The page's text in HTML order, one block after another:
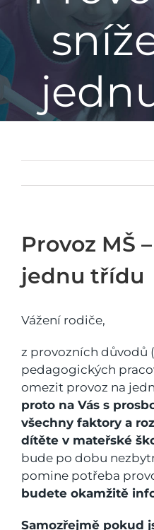
Mateřská škola
Družina
Provoz MŠ
jednu třídu
Vážení rodiče,
z provozních důvodů
pedagogických
omezit provoz na
proto na Vás s
všechny faktory a
dítěte v mateřské
bude po dobu
pomine potřeba
budete okamžitě
Samozřejmě pokud